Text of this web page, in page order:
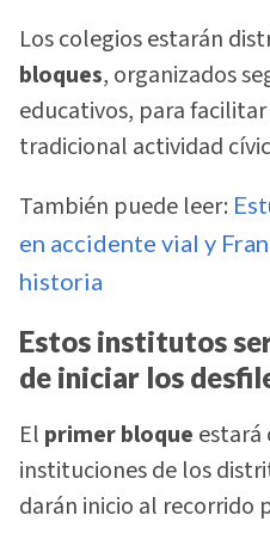
Los colegios estarán
bloques, organizados
educativos, para
tradicional actividad
También puede leer:
en accidente vial y
historia
Estos institutos
de iniciar los
El primer bloque
instituciones de los
darán inicio al recorrido